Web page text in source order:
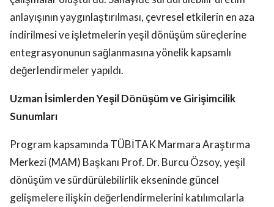
anlayışının yaygınlaştırılması, çevresel etkilerin en aza
indirilmesi ve işletmelerin yeşil dönüşüm süreçlerine
entegrasyonunun sağlanmasına yönelik kapsamlı
değerlendirmeler yapıldı.
Uzman İsimlerden Yeşil Dönüşüm ve Girişimcilik
Sunumları
Program kapsamında TÜBİTAK Marmara Araştırma
Merkezi (MAM) Başkanı Prof. Dr. Burcu Özsoy, yeşil
dönüşüm ve sürdürülebilirlik ekseninde güncel
gelişmelere ilişkin değerlendirmelerini katılımcılarla